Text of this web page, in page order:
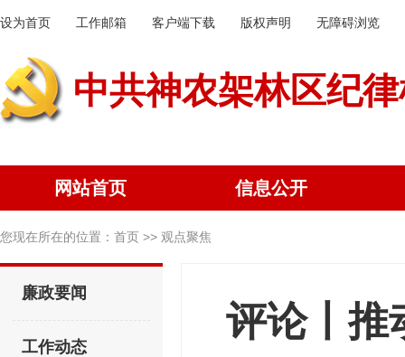
设为首页 工作邮箱 客户端下载 版权声明 无障碍浏览
中共神农架林区纪
网站首页 信息公开
您现在所在的位置： 首页 >> 观点聚焦
廉政要闻
工作动态
评论丨推